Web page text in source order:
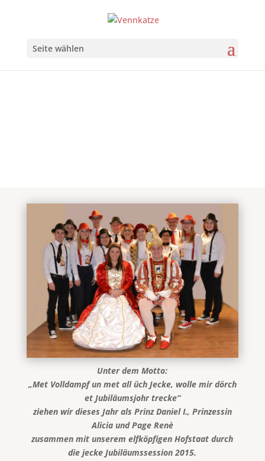
Seite wählen
Unter dem Motto:
„Met Volldampf un met all üch Jecke, wolle mir dörch
et Jubiläumsjohr trecke“
ziehen wir dieses Jahr als Prinz Daniel I., Prinzessin
Alicia und Page Renè
zusammen mit unserem elfköpfigen Hofstaat durch
die jecke Jubiläumssession 2015.